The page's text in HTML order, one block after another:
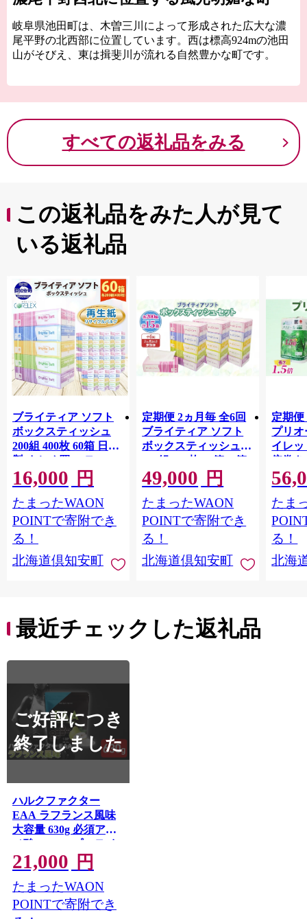
岐阜県池田町は、木曽三川によって形成された広大な濃
尾平野の北西部に位置しています。西は標高924mの池田
山がそびえ、東は揖斐川が流れる自然豊かな町です。
けて良質なお茶「美濃いび茶」が育ちます。池田山山頂
付近にはハンググライダー・パラグライダーの発進基地
があり、夜には東海地方有数の夜景スポットとして県外
からも多くの方が訪れています。
獲得したこともある、重曹以外の成分をほとんど含まな
いとても珍しいお湯で、入浴すると肌がつるつる、すべ
すべになります。是非池田町でゆっくりお過ごしくださ
い。
すべての返礼品をみる
この返礼品をみた人が見て
いる返礼品
ブライティア ソフト
ボックスティッシュ
200組 400枚 60箱 日本
製 まとめ買い ティッ
シュ リサイクル 長持
防災 常備品 日用雑貨
消耗品 生活必需品 備
蓄 ペーパー 紙 北海道
倶知安町 日用品
16,000 円
たまったWAON
POINTで寄附でき
る！
北海道倶知安町
定期便 2ヵ月毎 全6回
ブライティア ソフト
ボックスティッシュ
200組 400枚 15箱 (5箱
×3) BOX 日本製 まと
め買い ティッシュ リ
サイクル 長持 防災 常
備品 日用雑貨 消耗品
生活必需品 備蓄 ペー
パー 紙 北海道 倶知安
町 日用品
49,000 円
たまったWAON
POINTで寄附でき
る！
北海道倶知安町
定期便
プリ
イレッ
倍巻
36ロ
パック
買い
常備品
ット
日用品
北海道
たま
る！
北海
最近チェックした返礼品
ご好評につき
終了しました
ハルクファクター
EAA ラフランス風味
大容量 630g 必須アミ
ノ酸 BCAA プロテイ
ン 人気 おいしい 筋ト
レ サプリメント 美容
燃焼系 ダイエット サ
プリ 国産 国内製造
ラ・フランス 洋なし
21,000 円
たまったWAON
POINTで寄附でき